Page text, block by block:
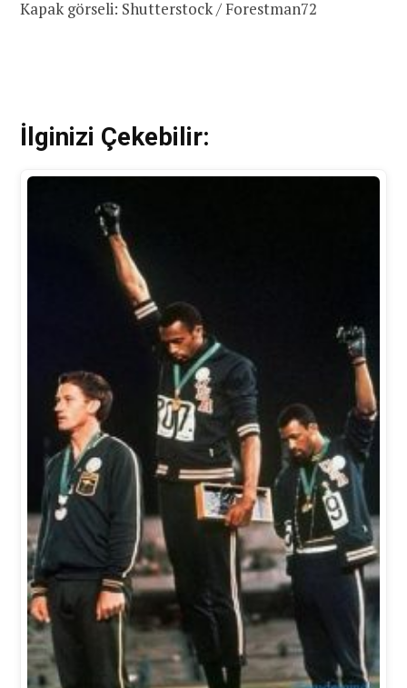
Kapak görseli: Shutterstock / Forestman72
İlginizi Çekebilir: